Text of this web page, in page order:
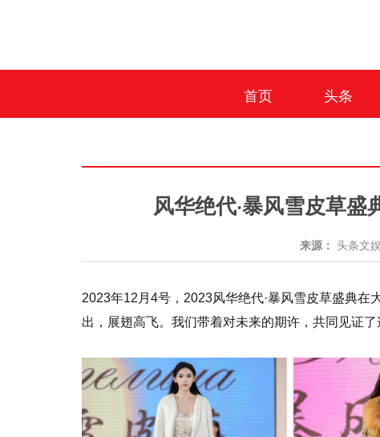
首页 头条
风华绝代·暴风雪皮草
来源： 头条文
2023年12月4号，2023风华绝代·暴风雪皮草盛典
出，展翅高飞。我们带着对未来的期许，共同见证了